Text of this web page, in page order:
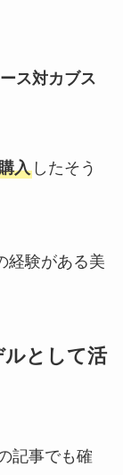
ス対カブス
入したそう
経験がある美
ルとして活
記事でも確